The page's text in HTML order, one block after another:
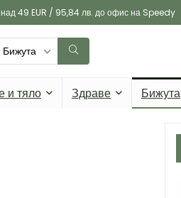
над 49 EUR / 95,84 лв. до офис на Speedy
Бижута
и тяло Здраве Бижута